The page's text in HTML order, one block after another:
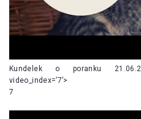
Kundelek o poranku
video_index=’7’>
7